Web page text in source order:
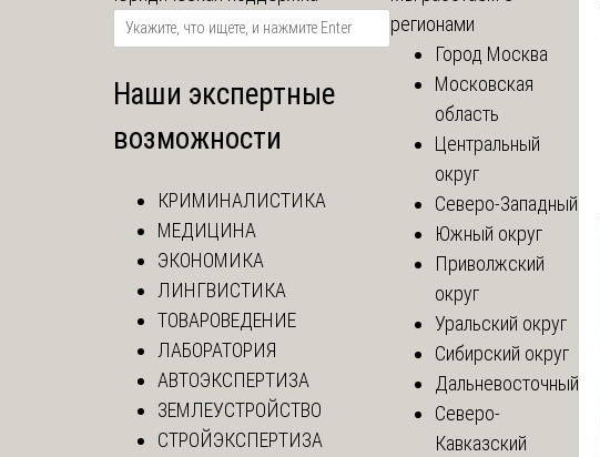
Наши экспертные
возможности
КРИМИНАЛИСТИКА
МЕДИЦИНА
ЭКОНОМИКА
ЛИНГВИСТИКА
ТОВАРОВЕДЕНИЕ
ЛАБОРАТОРИЯ
АВТОЭКСПЕРТИЗА
ЗЕМЛЕУСТРОЙСТВО
СТРОЙЭКСПЕРТИЗА
регионами
Город Москва
Московская
область
Центральный
округ
Северо-Западный
Южный округ
Приволжский
округ
Уральский округ
Сибирский округ
Дальневосточный
Северо-
Кавказский